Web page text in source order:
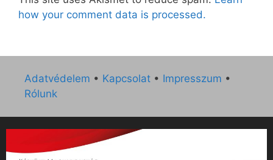
how your comment data is processed.
Adatvédelem • Kapcsolat • Impresszum •
Rólunk